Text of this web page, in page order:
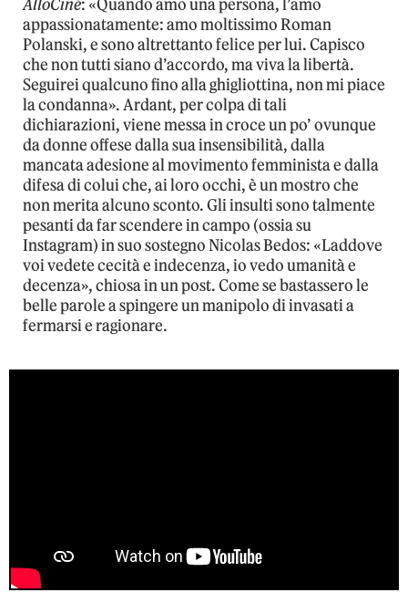
AlloCiné: «Quando amo una persona, l’amo
appassionatamente: amo moltissimo Roman
Polanski, e sono altrettanto felice per lui. Capisco
che non tutti siano d’accordo, ma viva la libertà.
Seguirei qualcuno fino alla ghigliottina, non mi piace
la condanna». Ardant, per colpa di tali
dichiarazioni, viene messa in croce un po’ ovunque
da donne offese dalla sua insensibilità, dalla
mancata adesione al movimento femminista e dalla
difesa di colui che, ai loro occhi, è un mostro che
non merita alcuno sconto. Gli insulti sono talmente
pesanti da far scendere in campo (ossia su
Instagram) in suo sostegno Nicolas Bedos: «Laddove
voi vedete cecità e indecenza, io vedo umanità e
decenza», chiosa in un post. Come se bastassero le
belle parole a spingere un manipolo di invasati a
fermarsi e ragionare.